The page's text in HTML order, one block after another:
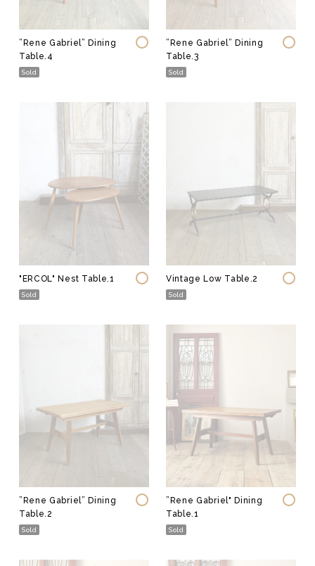
Original
”Rene Gabriel” Dining
Table.4
Sold
”Rene Gabriel” Dining
Table.3
Sold
"ERCOL" Nest Table.1
Sold
Vintage Low Table.2
Sold
”Rene Gabriel” Dining
Table.2
Sold
”Rene Gabriel" Dining
Table.1
Sold